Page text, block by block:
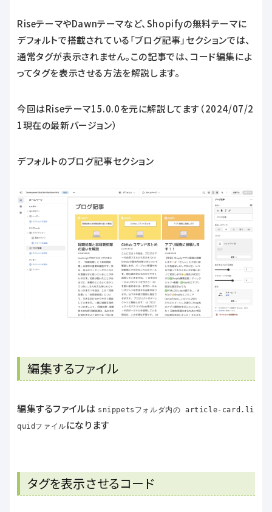
RiseテーマやDawnテーマなど、Shopifyの無料テーマに
デフォルトで搭載されている「ブログ記事」セクションでは、
通常タグが表示されません。この記事では、コード編集によ
ってタグを表示させる方法を解説します。
今回はRiseテーマ15.0.0を元に解説してます（2024/07/2
1現在の最新バージョン）
デフォルトのブログ記事セクション
編集するファイル
編集するファイルは snippetsフォルダ内の article-card.li
quidファイルになります
タグを表示させるコード